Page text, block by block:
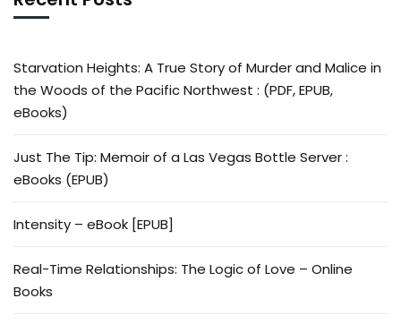
Starvation Heights: A True Story of Murder and Malice in
the Woods of the Pacific Northwest : (PDF, EPUB,
eBooks)
Just The Tip: Memoir of a Las Vegas Bottle Server :
eBooks (EPUB)
Intensity – eBook [EPUB]
Real-Time Relationships: The Logic of Love – Online
Books